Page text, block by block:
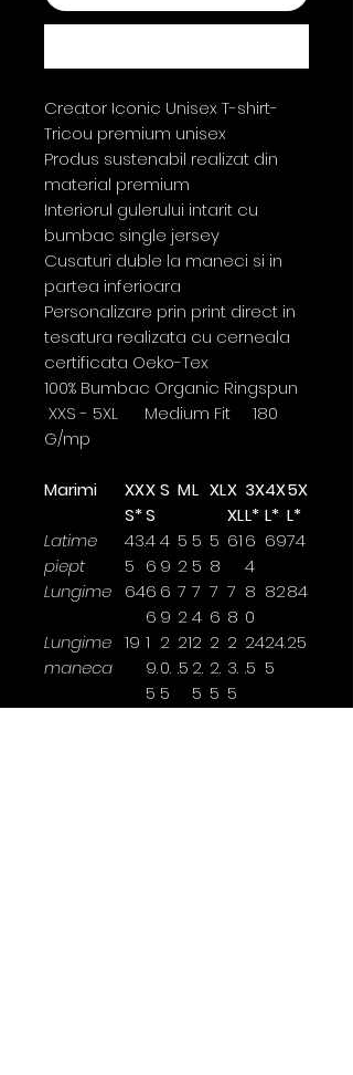
Creator Iconic Unisex T-shirt-
Tricou premium unisex
Produs sustenabil realizat din
material premium
Interiorul gulerului intarit cu
bumbac single jersey
Cusaturi duble la maneci si in
partea inferioara
Personalizare prin print direct in
tesatura realizata cu cerneala
certificata Oeko-Tex
100% Bumbac Organic Ringspun
XXS - 5XL Medium Fit 180
G/mp
Marimi
XX
S*
X
S
S ML XLX
XL
3X
L*
4X
L*
5X
L*
Latime
piept
43.
5
4
6
4
9
5
2
5
5
5
8
616
4
6974
Lungime 646
6
6
9
7
2
7
4
7
6
7
8
8
0
8284
Lungime
maneca
19 1
9.
5
2
0.
5
21
.5
2
2.
5
2
2.
5
2
3.
5
24
.5
24.
5
25